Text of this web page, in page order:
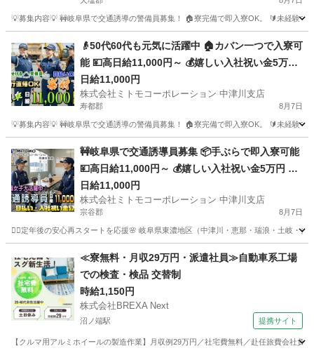
ホで手軽にWeb面接
💡募集内容💡 🚧岐阜県で交通誘導の警備員募集！ 🏠寮完備で即入寮OK。 🔰未経験
警備員 給料
👴50代60代も元気に活躍中 🏠カバン一つで入寮可
能 💴高日給11,000円～ 💰嬉しい入社祝い金5万円
🚧岐阜県で安定の警備スタッフ ✈️赴任旅費は会社
が補助 🔰未経験スタート全力サポート 📱全国どこ
でもWeb面接対応
日給11,000円
株式会社ミトモコーポレーション 中津川支店
寿都郡 8月7日
💡募集内容💡 🚧岐阜県で交通誘導の警備員募集！ 🏠寮完備で即入寮OK。 🔰未経験
警備員 給料
🚧岐阜県で交通誘導員募集 📦手ぶらで即入寮可能
💴高日給11,000円～ 💰嬉しい入社祝い金5万円 🚗
赴任旅費は会社が補助 🔰未経験スタート全力サポ
ート 📱全国どこでもWeb面接対応 👴50代60代も
元気に活躍中
日給11,000円
株式会社ミトモコーポレーション 中津川支店
宗谷郡 8月7日
👮‍♂️定年後の安心再スタートを応援🌸 岐阜県東濃地区（中津川・恵那・瑞浪・土岐・
警備員 給料
≪寮無料・月収29万円・派遣社員≫自動車系工場
での検査・検品 交替制
時給1,150円
株式会社BREXA Next
沼ノ端駅 提携サイト
【クルマ用アルミホイールの製造作業】月収例29万円／社宅費無料／赴任旅費会社